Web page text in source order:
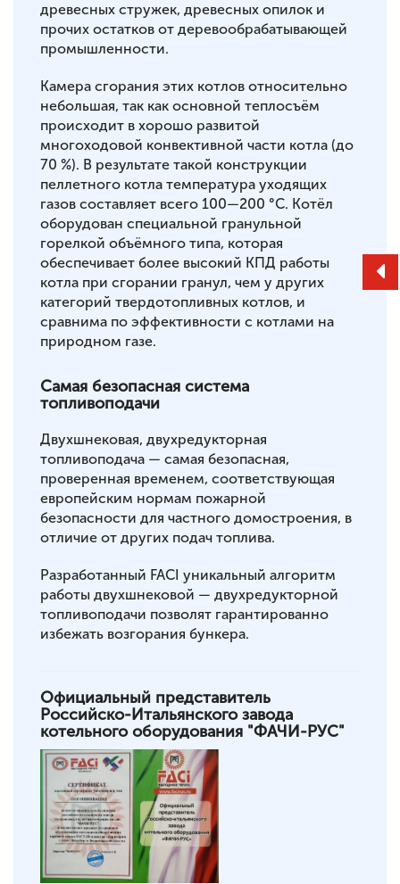
древесных стружек, древесных опилок и
прочих остатков от деревообрабатывающей
промышленности.
Камера сгорания этих котлов относительно
небольшая, так как основной теплосъём
происходит в хорошо развитой
многоходовой конвективной части котла (до
70 %). В результате такой конструкции
пеллетного котла температура уходящих
газов составляет всего 100—200 °C. Котёл
оборудован специальной гранульной
горелкой объёмного типа, которая
обеспечивает более высокий КПД работы
котла при сгорании гранул, чем у других
категорий твердотопливных котлов, и
сравнима по эффективности с котлами на
природном газе.
Самая безопасная система
топливоподачи
Двухшнековая, двухредукторная
топливоподача — самая безопасная,
проверенная временем, соответствующая
европейским нормам пожарной
безопасности для частного домостроения, в
отличие от других подач топлива.
Разработанный FACI уникальный алгоритм
работы двухшнековой — двухредукторной
топливоподачи позволят гарантированно
избежать возгорания бункера.
Официальный представитель
Российско-Итальянского завода
котельного оборудования "ФАЧИ-РУС"